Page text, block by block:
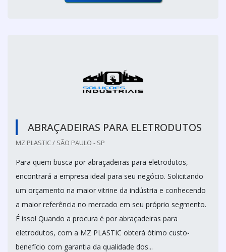
ABRAÇADEIRAS PARA ELETRODUTOS
MZ PLASTIC / SÃO PAULO - SP
Para quem busca por abraçadeiras para eletrodutos,
encontrará a empresa ideal para seu negócio. Solicitando
um orçamento na maior vitrine da indústria e conhecendo
a maior referência no mercado em seu próprio segmento.
É isso! Quando a procura é por abraçadeiras para
eletrodutos, com a MZ PLASTIC obterá ótimo custo-
benefício com garantia da qualidade dos...